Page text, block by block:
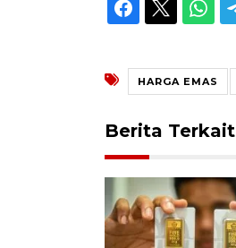
HARGA EMAS
Berita Terkait